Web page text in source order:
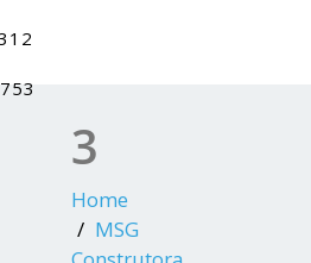
3
Home
MSG